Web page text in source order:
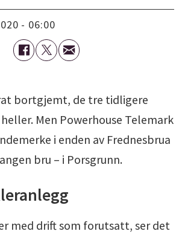
- 06:00
bortgjemt, de tre tidligere
Men Powerhouse Telemark
i enden av Frednesbrua
bru – i Porsgrunn.
med drift som forutsatt, ser det